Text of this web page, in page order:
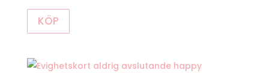
KÖP